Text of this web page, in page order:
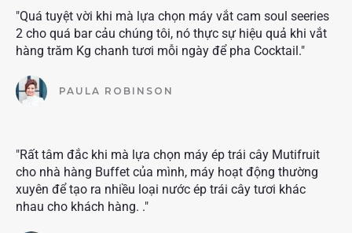
"Quá tuyệt vời khi mà lựa chọn máy vắt cam soul seeries
2 cho quá bar cảu chúng tôi, nó thực sự hiệu quả khi vắt
hàng trăm Kg chanh tươi mỗi ngày để pha Cocktail."
PAULA ROBINSON
"Rất tâm đắc khi mà lựa chọn máy ép trái cây Mutifruit
cho nhà hàng Buffet của mình, máy hoạt động thường
xuyên để tạo ra nhiều loại nước ép trái cây tươi khác
nhau cho khách hàng. ."